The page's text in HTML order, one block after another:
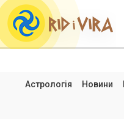
Астрологія Новини